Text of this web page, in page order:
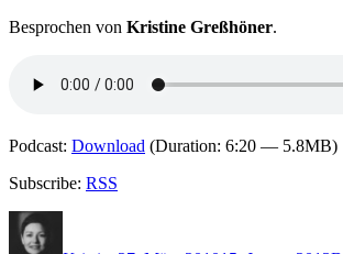
Besprochen von Kristine Greßhöner.
Podcast: Download (Duration: 6:20 — 5.8MB)
Subscribe: RSS